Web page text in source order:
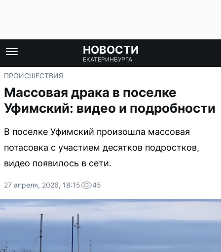
НОВОСТИ
ЕКАТЕРИНБУРГА
ПРОИСШЕСТВИЯ
Массовая драка в поселке
Уфимский: видео и подробности
В поселке Уфимский произошла массовая
потасовка с участием десятков подростков,
видео появилось в сети.
27 апреля, 2026, 18:15 45